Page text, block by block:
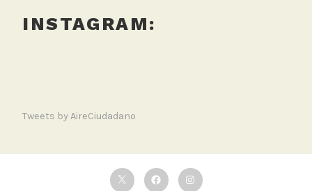
INSTAGRAM:
Tweets by AireCiudadano
TwitterFacebookInstagram